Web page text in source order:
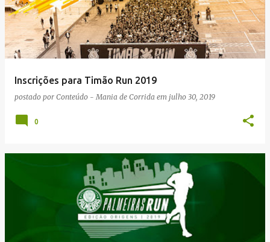
Inscrições para Timão Run 2019
postado por Conteúdo - Mania de Corrida em julho 30, 2019
0